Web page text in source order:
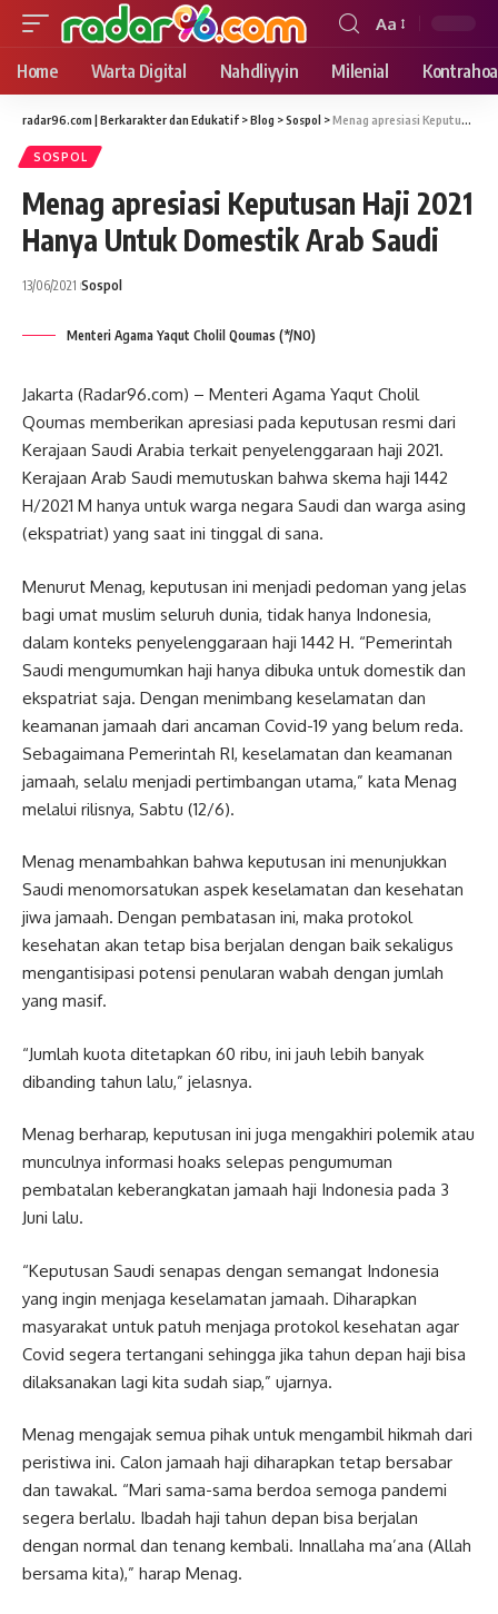
Font
Resizer
Aa
Home Warta Digital Nahdliyyin Milenial
radar96.com | Berkarakter dan Edukatif >Blog >Sospol >Menag apresiasi Keputusan Haji 2021 Hanya Untuk Domestik Arab Saudi
SOSPOL
Menag apresiasi Keputusan Haji 2021
Hanya Untuk Domestik Arab Saudi
13/06/2021 Sospol
Menteri Agama Yaqut Cholil Qoumas (*/NO)
Jakarta (Radar96.com) – Menteri Agama Yaqut Cholil
Qoumas memberikan apresiasi pada keputusan resmi dari
Kerajaan Saudi Arabia terkait penyelenggaraan haji 2021.
Kerajaan Arab Saudi memutuskan bahwa skema haji 1442
H/2021 M hanya untuk warga negara Saudi dan warga asing
(ekspatriat) yang saat ini tinggal di sana.
Menurut Menag, keputusan ini menjadi pedoman yang jelas
bagi umat muslim seluruh dunia, tidak hanya Indonesia,
dalam konteks penyelenggaraan haji 1442 H. “Pemerintah
Saudi mengumumkan haji hanya dibuka untuk domestik dan
ekspatriat saja. Dengan menimbang keselamatan dan
keamanan jamaah dari ancaman Covid-19 yang belum reda.
Sebagaimana Pemerintah RI, keselamatan dan keamanan
jamaah, selalu menjadi pertimbangan utama,” kata Menag
melalui rilisnya, Sabtu (12/6).
Menag menambahkan bahwa keputusan ini menunjukkan
Saudi menomorsatukan aspek keselamatan dan kesehatan
jiwa jamaah. Dengan pembatasan ini, maka protokol
kesehatan akan tetap bisa berjalan dengan baik sekaligus
mengantisipasi potensi penularan wabah dengan jumlah
yang masif.
“Jumlah kuota ditetapkan 60 ribu, ini jauh lebih banyak
dibanding tahun lalu,” jelasnya.
Menag berharap, keputusan ini juga mengakhiri polemik atau
munculnya informasi hoaks selepas pengumuman
pembatalan keberangkatan jamaah haji Indonesia pada 3
Juni lalu.
“Keputusan Saudi senapas dengan semangat Indonesia
yang ingin menjaga keselamatan jamaah. Diharapkan
masyarakat untuk patuh menjaga protokol kesehatan agar
Covid segera tertangani sehingga jika tahun depan haji bisa
dilaksanakan lagi kita sudah siap,” ujarnya.
Menag mengajak semua pihak untuk mengambil hikmah dari
peristiwa ini. Calon jamaah haji diharapkan tetap bersabar
dan tawakal. “Mari sama-sama berdoa semoga pandemi
segera berlalu. Ibadah haji tahun depan bisa berjalan
dengan normal dan tenang kembali. Innallaha ma’ana (Allah
bersama kita),” harap Menag.